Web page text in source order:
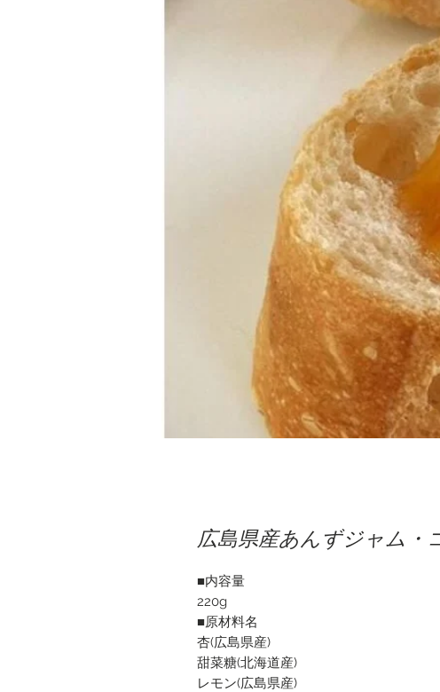
広島県産あんずジャム・
■内容量
220g
■原材料名
杏(広島県産)
甜菜糖(北海道産)
レモン(広島県産)